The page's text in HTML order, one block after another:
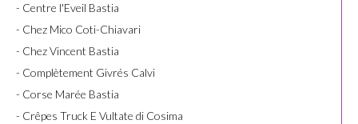
- Centre l'Eveil Bastia
- Chez Mico Coti-Chiavari
- Chez Vincent Bastia
- Complètement Givrés Calvi
- Corse Marée Bastia
- Crêpes Truck E Vultate di Cosima